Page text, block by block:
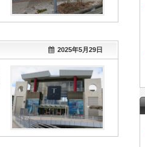
2025年5月29日